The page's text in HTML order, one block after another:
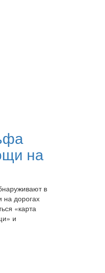
на
в
на дорогах
«карта
и